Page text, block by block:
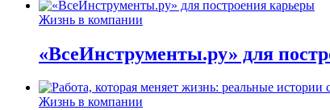
Жизнь в компании
«ВсеИнструменты.ру» для
Жизнь в компании